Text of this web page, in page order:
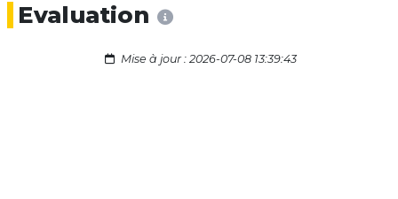
Evaluation
Mise à jour : 2026-07-08 13:39:43